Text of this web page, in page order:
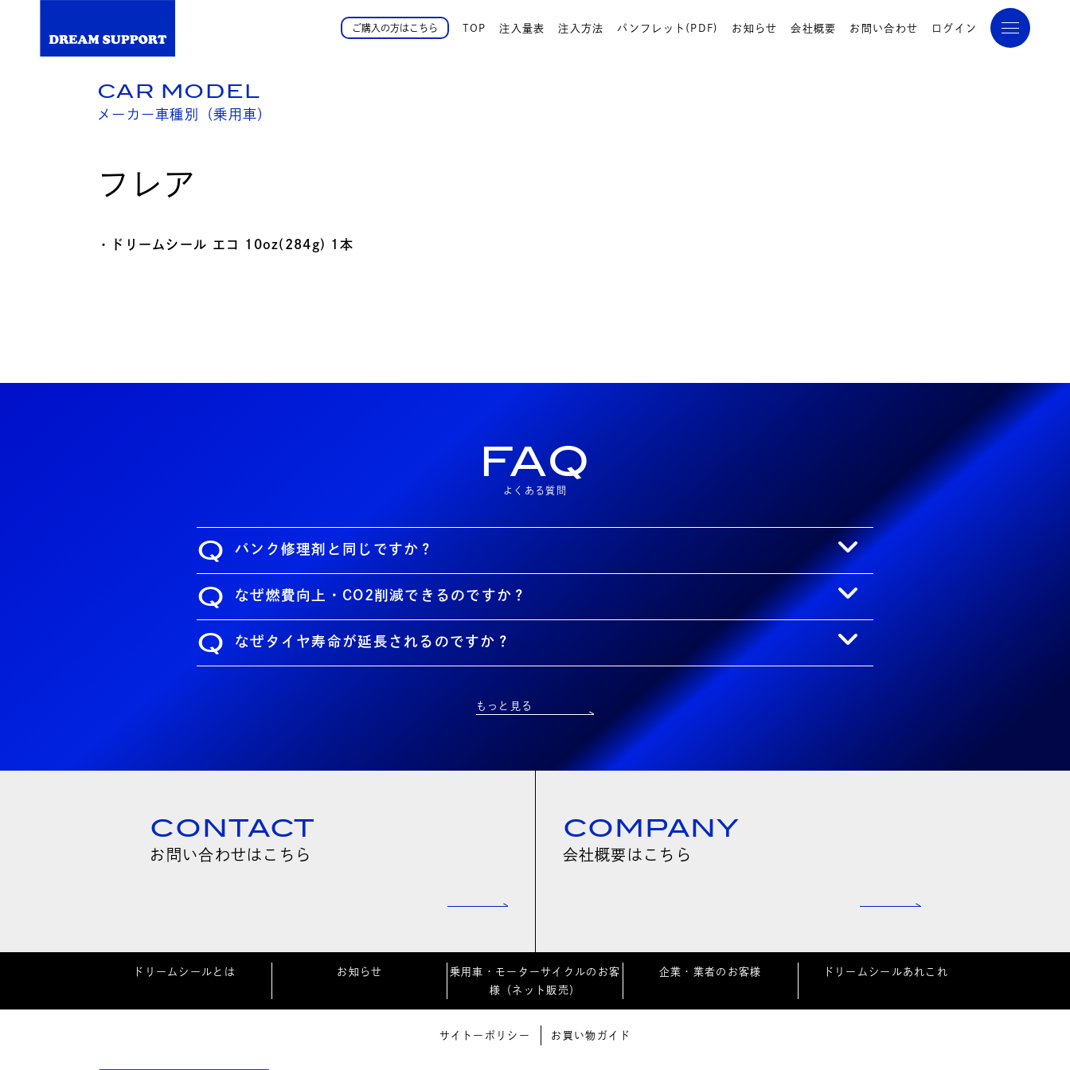
ご購入の方はこちら TOP 注入量表 注入方法 パンフレット(PDF) お知らせ 会社概要 お問い合わせ ログイン
CAR MODEL
メーカー車種別（乗用車）
フレア
・ドリームシール エコ 10oz(284g) 1本
FAQ
よくある質問
Q パンク修理剤と同じですか？
Q なぜ燃費向上・CO2削減できるのですか？
Q なぜタイヤ寿命が延長されるのですか？
もっと見る
CONTACT
お問い合わせはこちら
COMPANY
会社概要はこちら
ドリームシールとは お知らせ
乗用車・モーターサイクルのお客
様（ネット販売）
企業・業者のお客様 ドリームシールあれこれ
サイトーポリシー お買い物ガイド